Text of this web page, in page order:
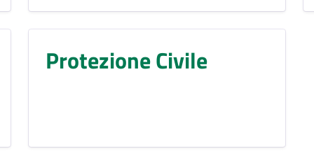
Protezione Civile